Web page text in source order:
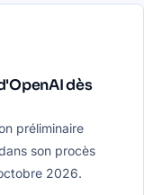
dès
préliminaire
son procès
2026.